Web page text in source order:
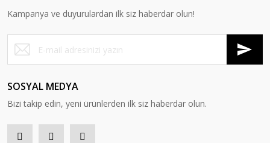
Kampanya ve duyurulardan ilk siz haberdar olun!
SOSYAL MEDYA
Bizi takip edin, yeni ürünlerden ilk siz haberdar olun.